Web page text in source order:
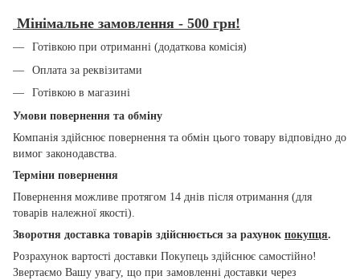
Мінімальне замовлення - 500 грн!
Готівкою при отриманні (додаткова комісія)
Оплата за реквізитами
Готівкою в магазині
Умови повернення та обміну
Компанія здійснює повернення та обмін цього товару відповідно до
вимог законодавства.
Терміни повернення
Повернення можливе протягом 14 днів після отримання (для
товарів належної якості).
Зворотня доставка товарів здійснюється за рахунок покупця.
Розрахунок вартості доставки Покупець здійснює самостійно!
Звертаємо Вашу увагу, що при замовленні доставки через